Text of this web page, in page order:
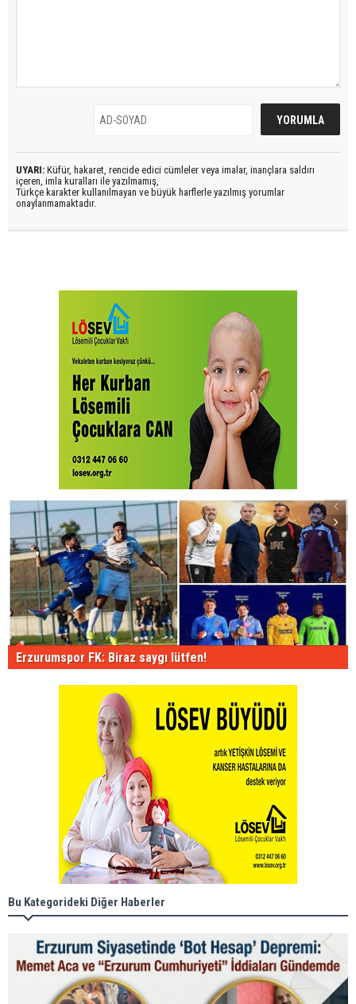
UYARI: Küfür, hakaret, rencide edici cümleler veya imalar, inançlara saldırı
içeren, imla kuralları ile yazılmamış,
Türkçe karakter kullanılmayan ve büyük harflerle yazılmış yorumlar
onaylanmamaktadır.
Erzurumspor FK: Biraz saygı lütfen!
Bu Kategorideki Diğer Haberler